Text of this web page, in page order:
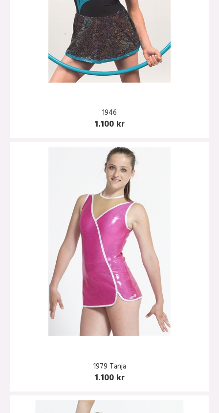
1946
1.100 kr
1979 Tanja
1.100 kr